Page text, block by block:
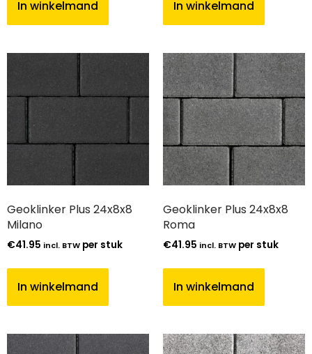
In winkelmand In winkelmand
Geoklinker Plus 24x8x8
Milano
€41.95 incl. BTW per stuk
In winkelmand
Geoklinker Plus 24x8x8
Roma
€41.95 incl. BTW per stuk
In winkelmand